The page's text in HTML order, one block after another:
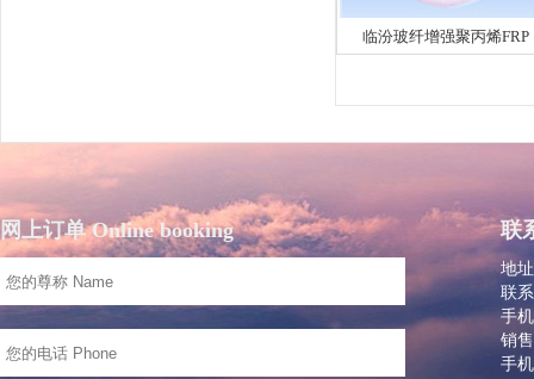
临汾玻纤增强聚丙烯FRP
网上订单 Online booking 联
地
联
手
销
手